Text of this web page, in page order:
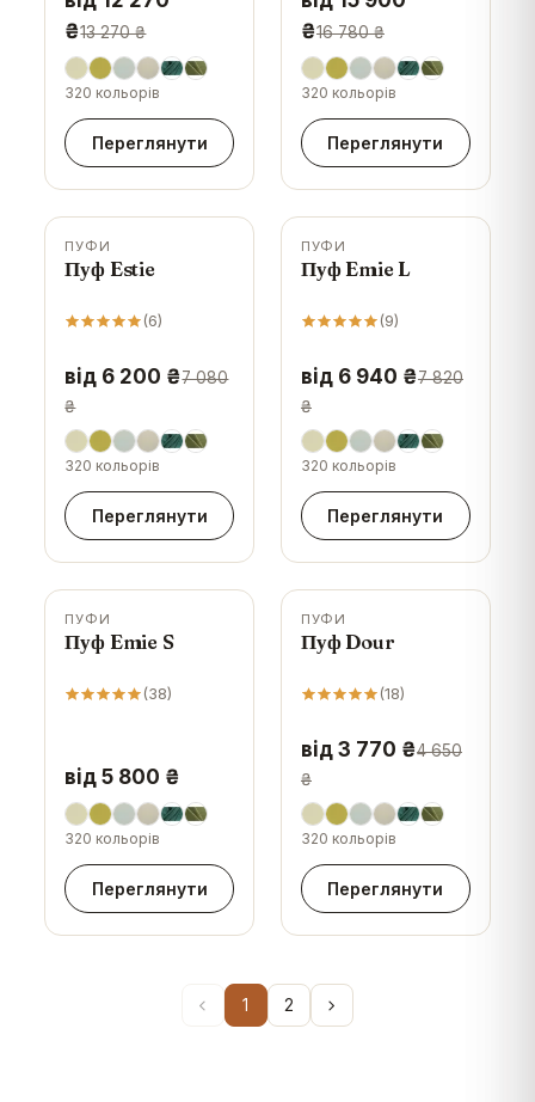
₴13 270 ₴
320 кольорів
Переглянути
₴16 780 ₴
320 кольорів
Переглянути
-12%
ПУФИ
Пуф Estie
(6)
від 6 200 ₴7 080
₴
320 кольорів
Переглянути
-11%
ПУФИ
Пуф Emie L
(9)
від 6 940 ₴7 820
₴
320 кольорів
Переглянути
ПУФИ
Пуф Emie S
(38)
від 5 800 ₴
320 кольорів
Переглянути
-19%
ПУФИ
Пуф Dour
(18)
від 3 770 ₴4 650
₴
320 кольорів
Переглянути
1 2